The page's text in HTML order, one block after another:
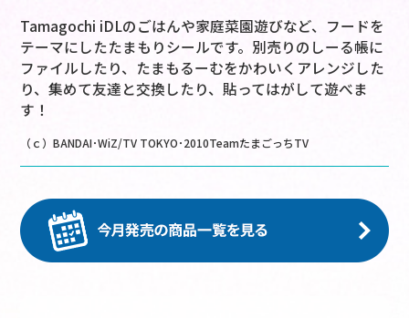
Tamagochi iDLのごはんや家庭菜園遊びなど、フードを
テーマにしたたまもりシールです。別売りのしーる帳に
ファイルしたり、たまもるーむをかわいくアレンジした
り、集めて友達と交換したり、貼ってはがして遊べま
す！
（ｃ）BANDAI･WiZ/TV TOKYO･2010TeamたまごっちTV